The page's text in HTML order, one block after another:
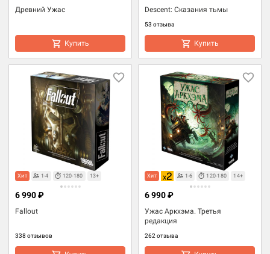
Древний Ужас
Купить
Descent: Сказания тьмы
53 отзыва
Купить
Хит 1-4 120-180 13+
Fallout
338 отзывов
6 990 ₽
Хит 1-6 120-180 14+
Ужас Аркхэма. Третья
редакция
262 отзыва
6 990 ₽